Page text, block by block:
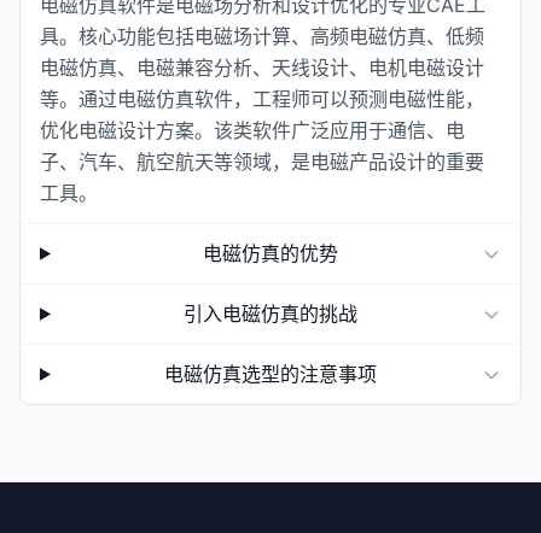
电磁仿真软件是电磁场分析和设计优化的专业CAE工
具。核心功能包括电磁场计算、高频电磁仿真、低频
电磁仿真、电磁兼容分析、天线设计、电机电磁设计
等。通过电磁仿真软件，工程师可以预测电磁性能，
优化电磁设计方案。该类软件广泛应用于通信、电
子、汽车、航空航天等领域，是电磁产品设计的重要
工具。
电磁仿真的优势
引入电磁仿真的挑战
电磁仿真选型的注意事项